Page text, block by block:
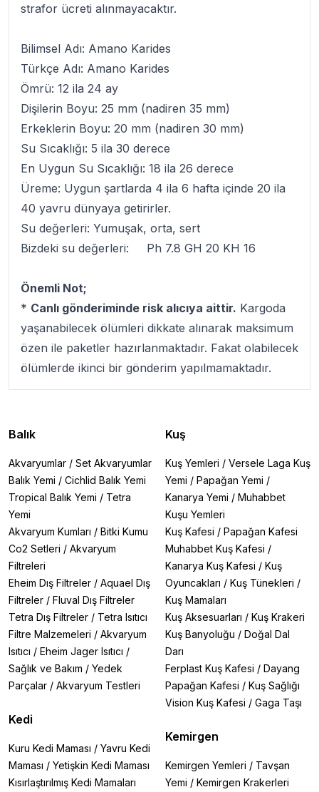
strafor ücreti alınmayacaktır.
Bilimsel Adı: Amano Karides
Türkçe Adı: Amano Karides
Ömrü: 12 ila 24 ay
Dişilerin Boyu: 25 mm (nadiren 35 mm)
Erkeklerin Boyu: 20 mm (nadiren 30 mm)
Su Sıcaklığı: 5 ila 30 derece
En Uygun Su Sıcaklığı: 18 ila 26 derece
Üreme: Uygun şartlarda 4 ila 6 hafta içinde 20 ila
40 yavru dünyaya getirirler.
Su değerleri: Yumuşak, orta, sert
Bizdeki su değerleri: Ph 7.8 GH 20 KH 16
Önemli Not;
* Canlı gönderiminde risk alıcıya aittir. Kargoda
yaşanabilecek ölümleri dikkate alınarak maksimum
özen ile paketler hazırlanmaktadır. Fakat olabilecek
ölümlerde ikinci bir gönderim yapılmamaktadır.
Balık
Akvaryumlar / Set Akvaryumlar
Balık Yemi / Cichlid Balık Yemi
Tropical Balık Yemi / Tetra
Yemi
Akvaryum Kumları / Bitki Kumu
Co2 Setleri / Akvaryum
Filtreleri
Eheim Dış Filtreler / Aquael Dış
Filtreler / Fluval Dış Filtreler
Tetra Dış Filtreler / Tetra Isıtıcı
Filtre Malzemeleri / Akvaryum
Isıtıcı / Eheim Jager Isıtıcı /
Sağlık ve Bakım / Yedek
Parçalar / Akvaryum Testleri
Kedi
Kuru Kedi Maması / Yavru Kedi
Maması / Yetişkin Kedi Maması
Kısırlaştırılmış Kedi Mamaları
Kuş
Kuş Yemleri / Versele Laga Kuş
Yemi / Papağan Yemi /
Kanarya Yemi / Muhabbet
Kuşu Yemleri
Kuş Kafesi / Papağan Kafesi
Muhabbet Kuş Kafesi /
Kanarya Kuş Kafesi / Kuş
Oyuncakları / Kuş Tünekleri /
Kuş Mamaları
Kuş Aksesuarları / Kuş Krakeri
Kuş Banyoluğu / Doğal Dal
Darı
Ferplast Kuş Kafesi / Dayang
Papağan Kafesi / Kuş Sağlığı
Vision Kuş Kafesi / Gaga Taşı
Kemirgen
Kemirgen Yemleri / Tavşan
Yemi / Kemirgen Krakerleri